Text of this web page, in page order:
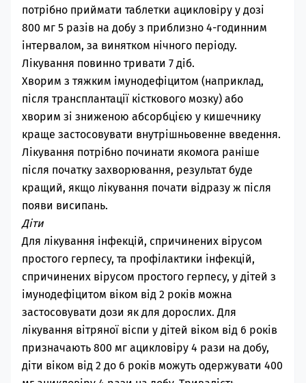
потрібно приймати таблетки ацикловіру у дозі
800 мг 5 разів на добу з приблизно 4-годинним
інтервалом, за винятком нічного періоду.
Лікування повинно тривати 7 діб.
Хворим з тяжким імунодефіцитом (наприклад,
після трансплантації кісткового мозку) або
хворим зі зниженою абсорбцією у кишечнику
краще застосовувати внутрішньовенне введення.
Лікування потрібно починати якомога раніше
після початку захворювання, результат буде
кращий, якщо лікування почати відразу ж після
появи висипань.
Діти
Для лікування інфекцій, спричинених вірусом
простого герпесу, та профілактики інфекцій,
спричинених вірусом простого герпесу, у дітей з
імунодефіцитом віком від 2 років можна
застосовувати дози як для дорослих. Для
лікування вітряної віспи у дітей віком від 6 років
призначають 800 мг ацикловіру 4 рази на добу,
діти віком від 2 до 6 років можуть одержувати 400